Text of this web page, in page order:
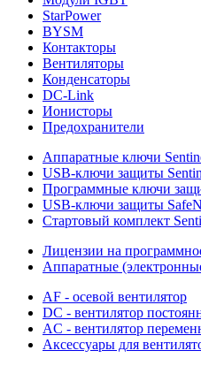
StarPower
BYSM
Контакторы
Вентиляторы
Конденсаторы
DC-Link
Ионисторы
Предохранители
Аппаратные ключи
USB-ключи защиты
Программные ключи
USB-ключи защиты
Стартовый комплект
Лицензии на
Аппаратные
AF - осевой вентилятор
DC - вентилятор
AC - вентилятор
Аксессуары для